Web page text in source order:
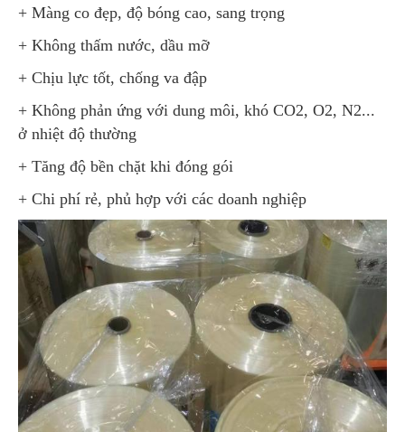
+ Màng co đẹp, độ bóng cao, sang trọng
+ Không thấm nước, dầu mỡ
+ Chịu lực tốt, chống va đập
+ Không phản ứng với dung môi, khó CO2, O2, N2...
ở nhiệt độ thường
+ Tăng độ bền chặt khi đóng gói
+ Chi phí rẻ, phủ hợp với các doanh nghiệp